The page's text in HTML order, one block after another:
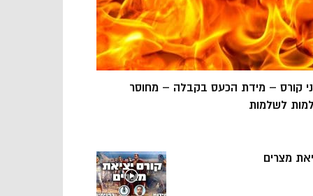
קורס – מידת הכעס בקבלה – מחוסר
לשלמות
מצרים